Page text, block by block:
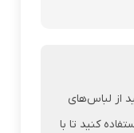
از لباس‌های
کنید تا با